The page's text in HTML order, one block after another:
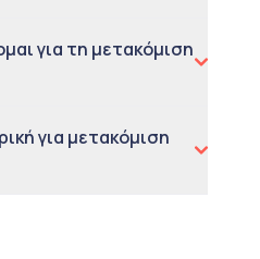
για τη μετακόμιση
για μετακόμιση